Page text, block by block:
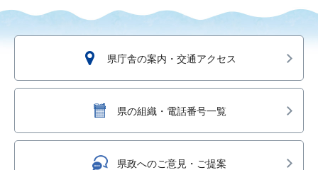
県庁舎の案内・交通アクセス
県の組織・電話番号一覧
県政へのご意見・ご提案